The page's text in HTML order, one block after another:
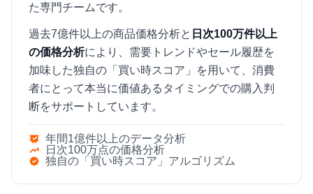
た専門チームです。
過去7億件以上の商品価格分析と 日次100万件以上
の価格分析により、需要トレンドやセール履歴を
加味した独自の「買い時スコア」を用いて、消費
者にとって本当に価値あるタイミングでの購入判
断をサポートしています。
年間1億件以上のデータ分析
日次100万点の価格分析
独自の「買い時スコア」アルゴリズム